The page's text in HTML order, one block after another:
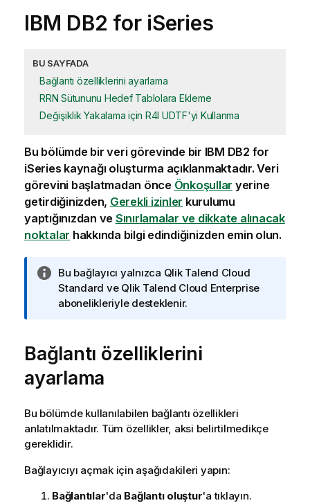
IBM DB2 for iSeries
BU SAYFADA
Bağlantı özelliklerini ayarlama
RRN Sütununu Hedef Tablolara Ekleme
Değişiklik Yakalama için R4I UDTF'yi Kullanma
Bu bölümde bir veri görevinde bir IBM DB2 for
iSeries kaynağı oluşturma açıklanmaktadır. Veri
görevini başlatmadan önce Önkoşullar yerine
getirdiğinizden, Gerekli izinler kurulumu
yaptığınızdan ve Sınırlamalar ve dikkate alınacak
noktalar hakkında bilgi edindiğinizden emin olun.
B
i
l
n
o
t
Bu bağlayıcı yalnızca Qlik Talend Cloud
Standard ve Qlik Talend Cloud Enterprise
abonelikleriyle desteklenir.
Bağlantı özelliklerini
ayarlama
Bu bölümde kullanılabilen bağlantı özellikleri
anlatılmaktadır. Tüm özellikler, aksi belirtilmedikçe
gereklidir.
Bağlayıcıyı açmak için aşağıdakileri yapın:
Bağlantılar'da Bağlantı oluştur'a tıklayın.